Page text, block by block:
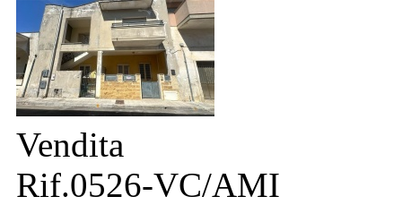
Vendita
Rif.0526-VC/AMI